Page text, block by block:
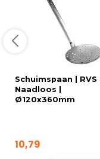
Schuimspaan | RVS |
Naadloos |
Ø120x360mm
10,79